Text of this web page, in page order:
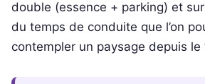
double (essence + parking) et
du temps de conduite que l’on
contempler un paysage depuis le